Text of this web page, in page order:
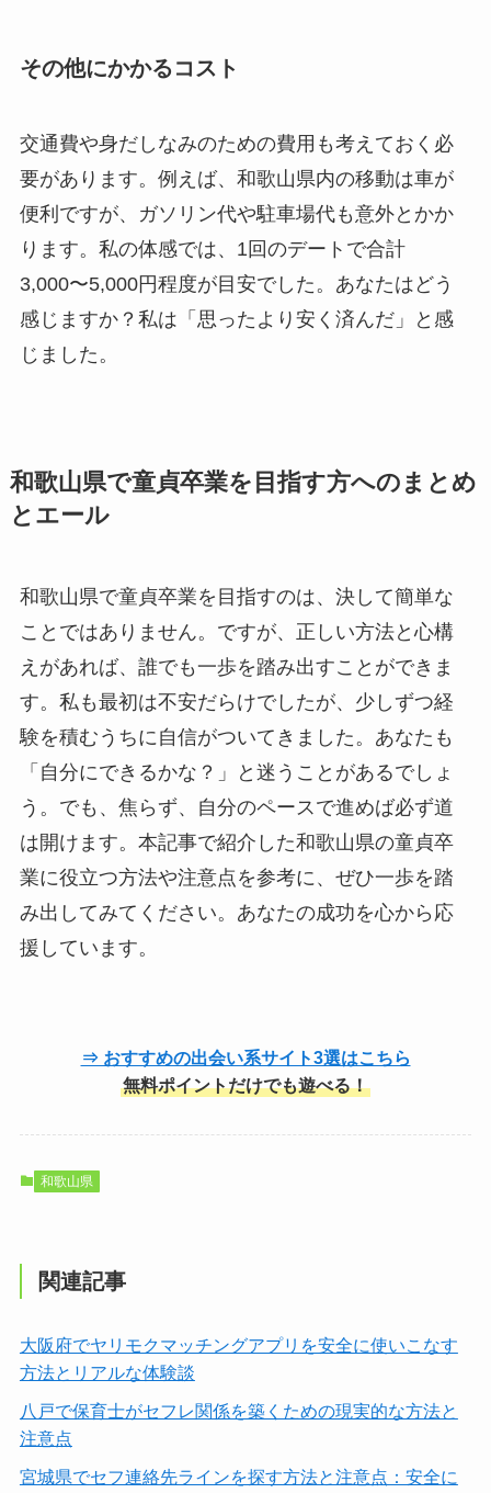
その他にかかるコスト
交通費や身だしなみのための費用も考えておく必
要があります。例えば、和歌山県内の移動は車が
便利ですが、ガソリン代や駐車場代も意外とかか
ります。私の体感では、1回のデートで合計
3,000〜5,000円程度が目安でした。あなたはどう
感じますか？私は「思ったより安く済んだ」と感
じました。
和歌山県で童貞卒業を目指す方へのまとめ
とエール
和歌山県で童貞卒業を目指すのは、決して簡単な
ことではありません。ですが、正しい方法と心構
えがあれば、誰でも一歩を踏み出すことができま
す。私も最初は不安だらけでしたが、少しずつ経
験を積むうちに自信がついてきました。あなたも
「自分にできるかな？」と迷うことがあるでしょ
う。でも、焦らず、自分のペースで進めば必ず道
は開けます。本記事で紹介した和歌山県の童貞卒
業に役立つ方法や注意点を参考に、ぜひ一歩を踏
み出してみてください。あなたの成功を心から応
援しています。
⇒ おすすめの出会い系サイト3選はこちら
無料ポイントだけでも遊べる！
和歌山県
関連記事
大阪府でヤリモクマッチングアプリを安全に使いこなす
方法とリアルな体験談
八戸で保育士がセフレ関係を築くための現実的な方法と
注意点
宮城県でセフ連絡先ラインを探す方法と注意点：安全に